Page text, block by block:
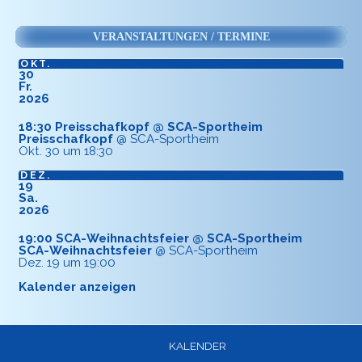
VERANSTALTUNGEN / TERMINE
OKT.
30
Fr.
2026
18:30 Preisschafkopf @ SCA-Sportheim
Preisschafkopf @ SCA-Sportheim
Okt. 30 um 18:30
DEZ.
19
Sa.
2026
19:00 SCA-Weihnachtsfeier @ SCA-Sportheim
SCA-Weihnachtsfeier @ SCA-Sportheim
Dez. 19 um 19:00
Kalender anzeigen
KALENDER